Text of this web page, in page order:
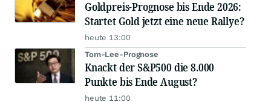
Goldpreis-Prognose bis Ende 2026:
Startet Gold jetzt eine neue Rallye?
heute 13:00
Tom-Lee-Prognose
Knackt der S&P500 die 8.000
Punkte bis Ende August?
heute 11:00